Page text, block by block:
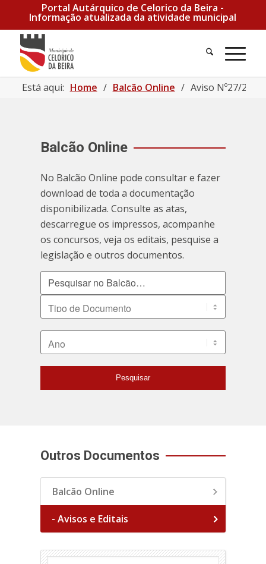
Portal Autárquico de Celorico da Beira -
Informação atualizada da atividade municipal
Está aqui: Home / Balcão Online / Aviso Nº27/
Balcão Online
No Balcão Online pode consultar e fazer
download de toda a documentação
disponibilizada. Consulte as atas,
descarregue os impressos, acompanhe
os concursos, veja os editais, pesquise a
legislação e outros documentos.
Pesquisar no Balcão
Pesquisar
Outros Documentos
Balcão Online
- Avisos e Editais